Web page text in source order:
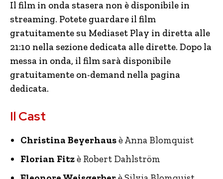
Il film in onda stasera non è disponibile in
streaming. Potete guardare il film
gratuitamente su Mediaset Play in diretta alle
21:10 nella sezione dedicata alle dirette. Dopo la
messa in onda, il film sarà disponibile
gratuitamente on-demand nella pagina
dedicata.
Il Cast
Christina Beyerhausè Anna Blomquist
Florian Fitzè Robert Dahlström